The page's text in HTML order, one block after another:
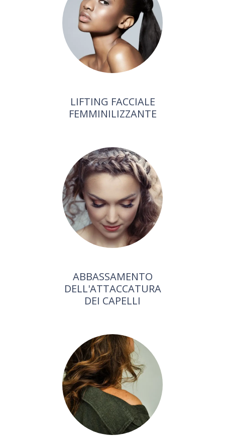
LIFTING FACCIALE
FEMMINILIZZANTE
ABBASSAMENTO
DELL'ATTACCATURA
DEI CAPELLI